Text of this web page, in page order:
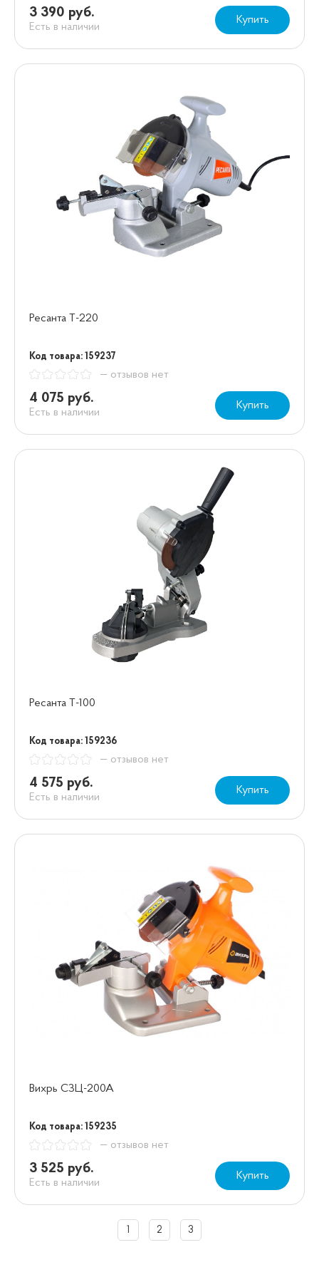
3 390 руб.
Есть в наличии
Купить
Ресанта Т-220
Код товара: 159237
— отзывов нет
4 075 руб.
Есть в наличии
Купить
Ресанта Т-100
Код товара: 159236
— отзывов нет
4 575 руб.
Есть в наличии
Купить
Вихрь СЗЦ-200А
Код товара: 159235
— отзывов нет
3 525 руб.
Есть в наличии
Купить
1 2 3